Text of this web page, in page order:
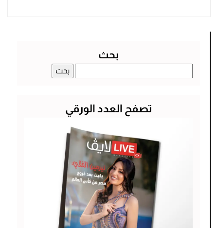
بحث
عن:
تصفح العدد الورقي